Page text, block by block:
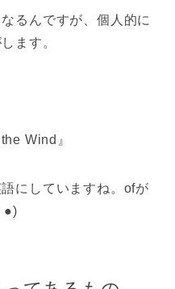
るんですが、個人的に
ます。
Wind』
にしていますね。ofが
●)